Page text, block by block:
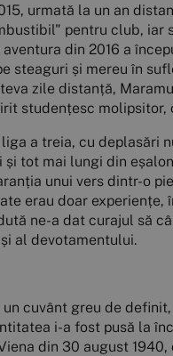
urmată la un an
pentru club, iar
din 2016 a
steaguri și mereu în
zile distanță,
studențesc molipsitor,
a treia, cu deplasări
și tot mai lungi din
unui vers dintr-o
erau doar
ne-a dat curajul să
al devotamentului.
cuvânt greu de
i-a fost pusă la
din 30 august